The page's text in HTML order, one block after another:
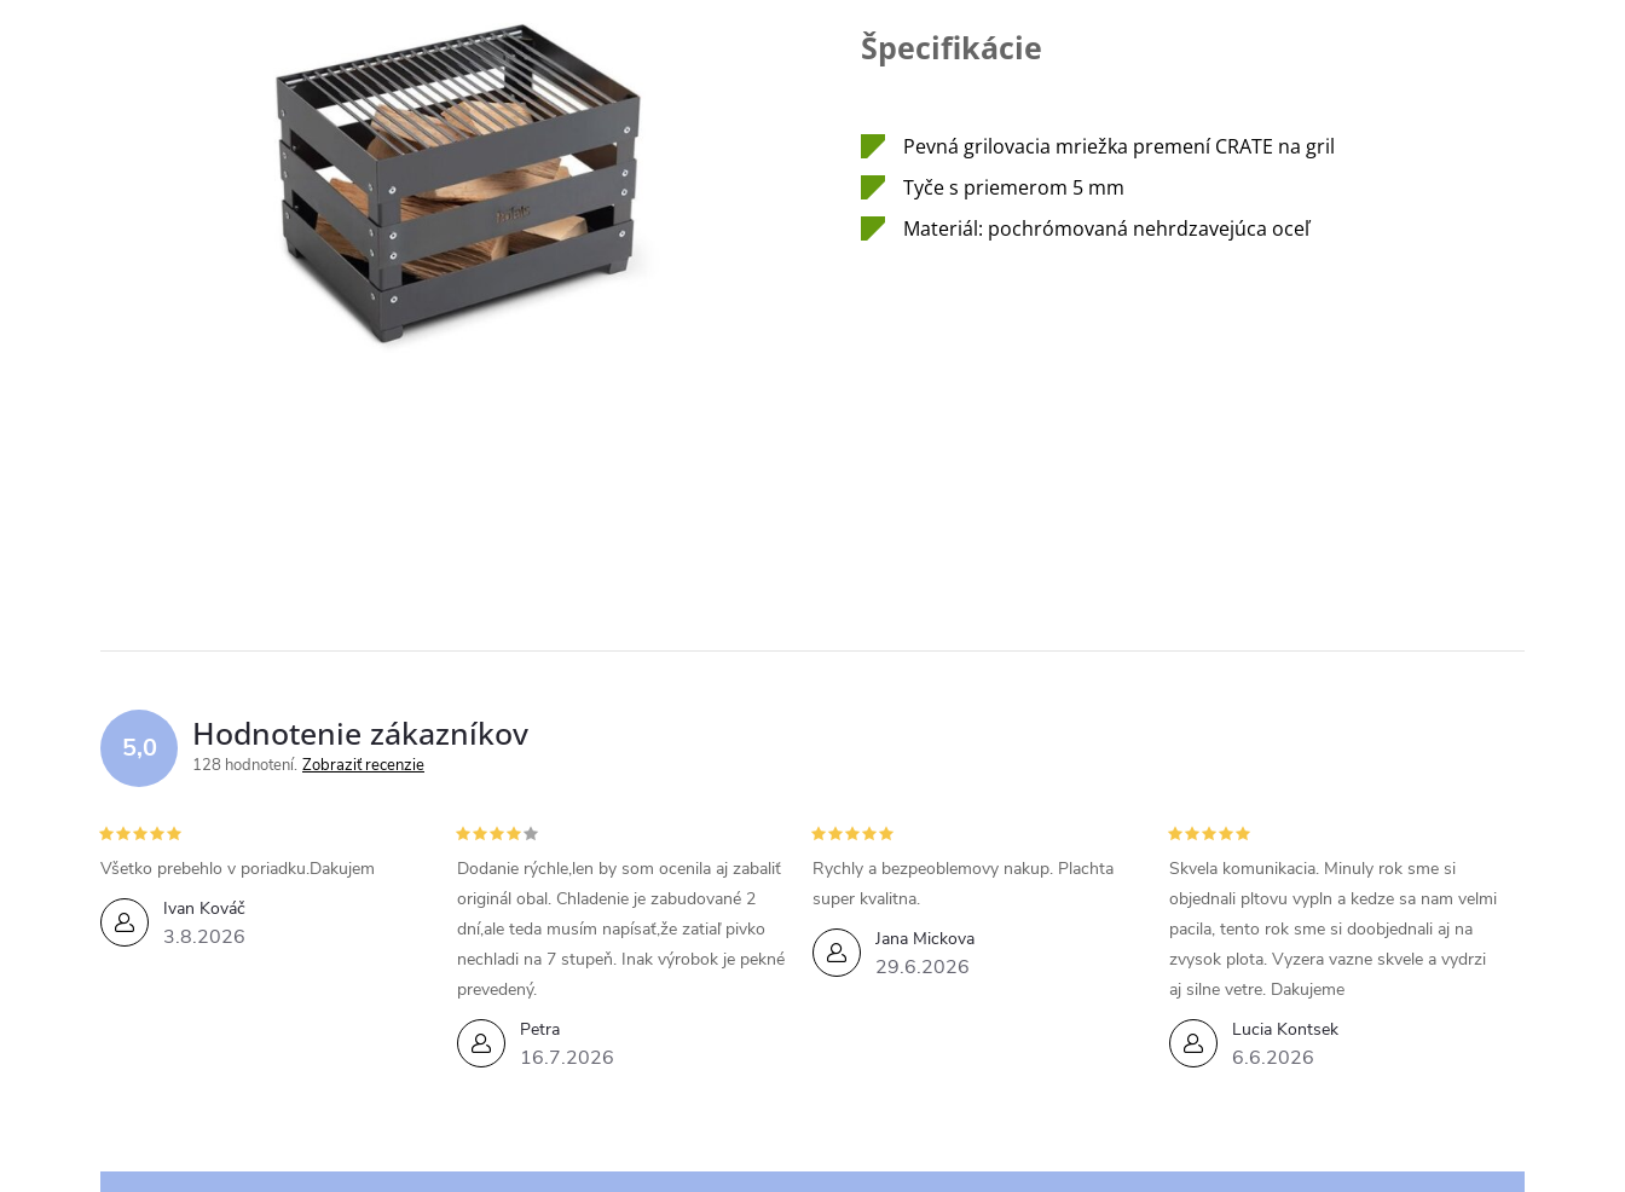
Špecifikácie
Pevná grilovacia mriežka premení CRATE na gril
Tyče s priemerom 5 mm
Materiál: pochrómovaná nehrdzavejúca oceľ
5,0 Hodnotenie zákazníkov
128 hodnotení Zobraziť recenzie
Ivan Kováč
3.8.2026
Všetko prebehlo v poriadku.Dakujem
Petra
16.7.2026
Dodanie rýchle,len by som ocenila aj zabaliť
originál obal. Chladenie je zabudované 2
dní,ale teda musím napísať,že zatiaľ pivko
nechladi na 7 stupeň. Inak výrobok je pekné
prevedený.
Jana Mickova
29.6.2026
Rychly a bezpeoblemovy nakup. Plachta
super kvalitna.
Lucia Kontsek
6.6.2026
Skvela komunikacia. Minuly rok sme si
objednali pltovu vypln a kedze sa nam velmi
pacila, tento rok sme si doobjednali aj na
zvysok plota. Vyzera vazne skvele a vydrzi
aj silne vetre. Dakujeme